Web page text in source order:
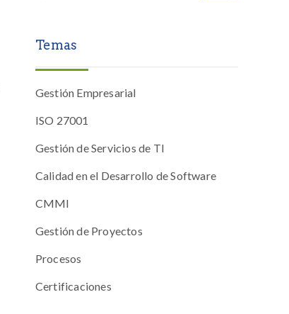
Temas
Gestión Empresarial
ISO 27001
Gestión de Servicios de TI
Calidad en el Desarrollo de Software
CMMI
Gestión de Proyectos
Procesos
Certificaciones